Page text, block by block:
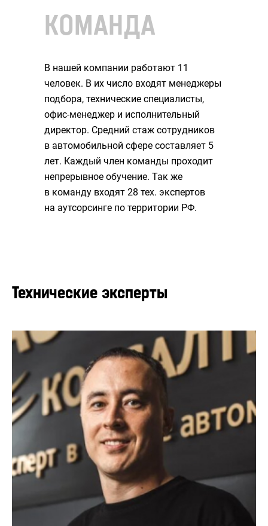
КОМАНДА
В нашей компании работают 11
человек. В их число входят менеджеры
подбора, технические специалисты,
офис-менеджер и исполнительный
директор. Средний стаж сотрудников
в автомобильной сфере составляет 5
лет. Каждый член команды проходит
непрерывное обучение. Так же
в команду входят 28 тех. экспертов
на аутсорсинге по территории РФ.
Технические эксперты